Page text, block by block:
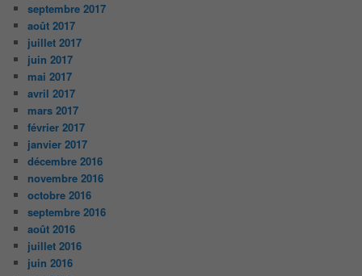
septembre 2017
août 2017
juillet 2017
juin 2017
mai 2017
avril 2017
mars 2017
février 2017
janvier 2017
décembre 2016
novembre 2016
octobre 2016
septembre 2016
août 2016
juillet 2016
juin 2016